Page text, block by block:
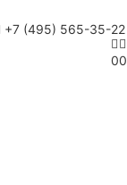
+7 (495) 565-35-22
00